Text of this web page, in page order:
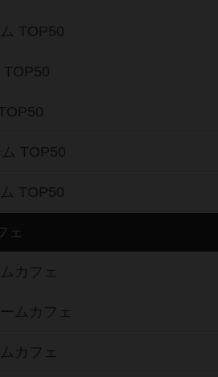
TOP50
TOP50
TOP50
TOP50
ェ
カフェ
ムカフェ
カフェ